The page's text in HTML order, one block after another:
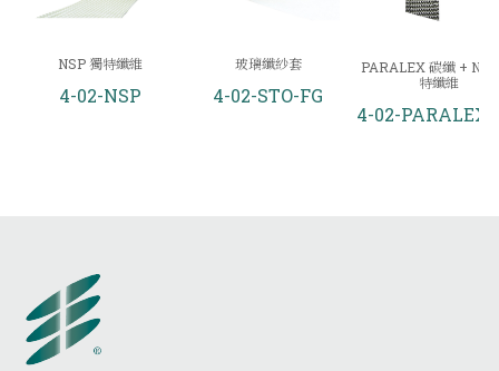
NSP 獨特纖維
4-02-NSP
玻璃纖紗套
4-02-STO-FG
PARALEX 碳纖 +
特纖維
4-02-